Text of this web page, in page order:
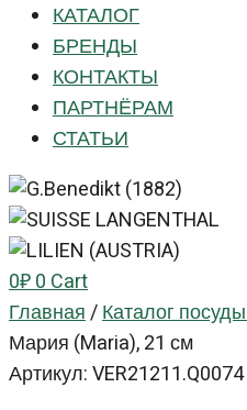
КАТАЛОГ
БРЕНДЫ
КОНТАКТЫ
ПАРТНЁРАМ
СТАТЬИ
0₽0Cart
Главная/Каталог
Мария (Maria), 21 см
Артикул:VER21211.Q0074